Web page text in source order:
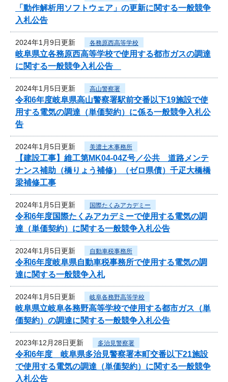
「動作解析用ソフトウェア」の更新に関する一般競争
入札公告
2024年1月9日更新 各務原西高等学校
岐阜県立各務原西高等学校で使用する都市ガスの調達
に関する一般競争入札公告
2024年1月5日更新 高山警察署
令和6年度岐阜県高山警察署駅前交番以下19施設で使
用する電気の調達（単価契約）に係る一般競争入札公
告
2024年1月5日更新 美濃土木事務所
【建設工事】維工第MK04-04Z号／公共 道路メンテ
ナンス補助（橋りょう補修）（ゼロ県債）千疋大橋橋
梁補修工事
2024年1月5日更新 国際たくみアカデミー
令和6年度国際たくみアカデミーで使用する電気の調
達（単価契約）に関する一般競争入札公告
2024年1月5日更新 自動車税事務所
令和6年度岐阜県自動車税事務所で使用する電気の調
達に関する一般競争入札
2024年1月5日更新 岐阜各務野高等学校
岐阜県立岐阜各務野高等学校で使用する都市ガス（単
価契約）の調達に関する一般競争入札公告
2023年12月28日更新 多治見警察署
令和6年度 岐阜県多治見警察署本町交番以下21施設
で使用する電気の調達（単価契約）に関する一般競争
入札公告